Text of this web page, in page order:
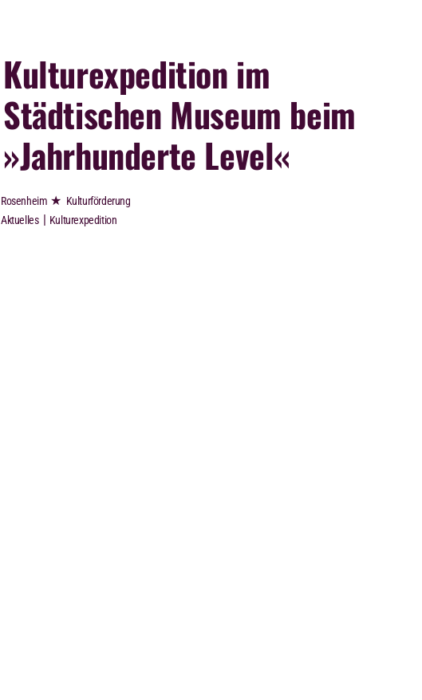
Kulturexpedition im
Städtischen Museum beim
»Jahrhunderte Level«
Rosenheim ★ Kulturförderung
Aktuelles | Kulturexpedition